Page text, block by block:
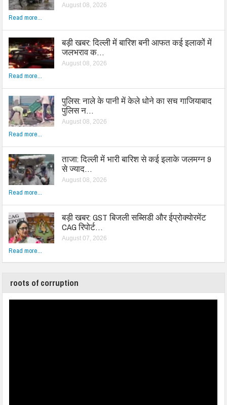
August 08, 2026
Read more...
बड़ी खबर: दिल्ली में बारिश बनी आफत कई इलाकों में
जलभराव क…
August 08, 2026
Read more...
पुलिस: नाले के पानी में केले धोने का सच गाजियाबाद
पुलिस न…
August 08, 2026
Read more...
ताजा: दिल्ली में भारी बारिश से कई इलाके जलमग्न 9
से ज्याद…
August 08, 2026
Read more...
बड़ी खबर: GST बिजली सब्सिडी और ईप्रोक्योरमेंट
CAG रिपोर्ट…
August 07, 2026
Read more...
roots of corruption